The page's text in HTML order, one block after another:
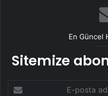
En Güncel
Sitemize